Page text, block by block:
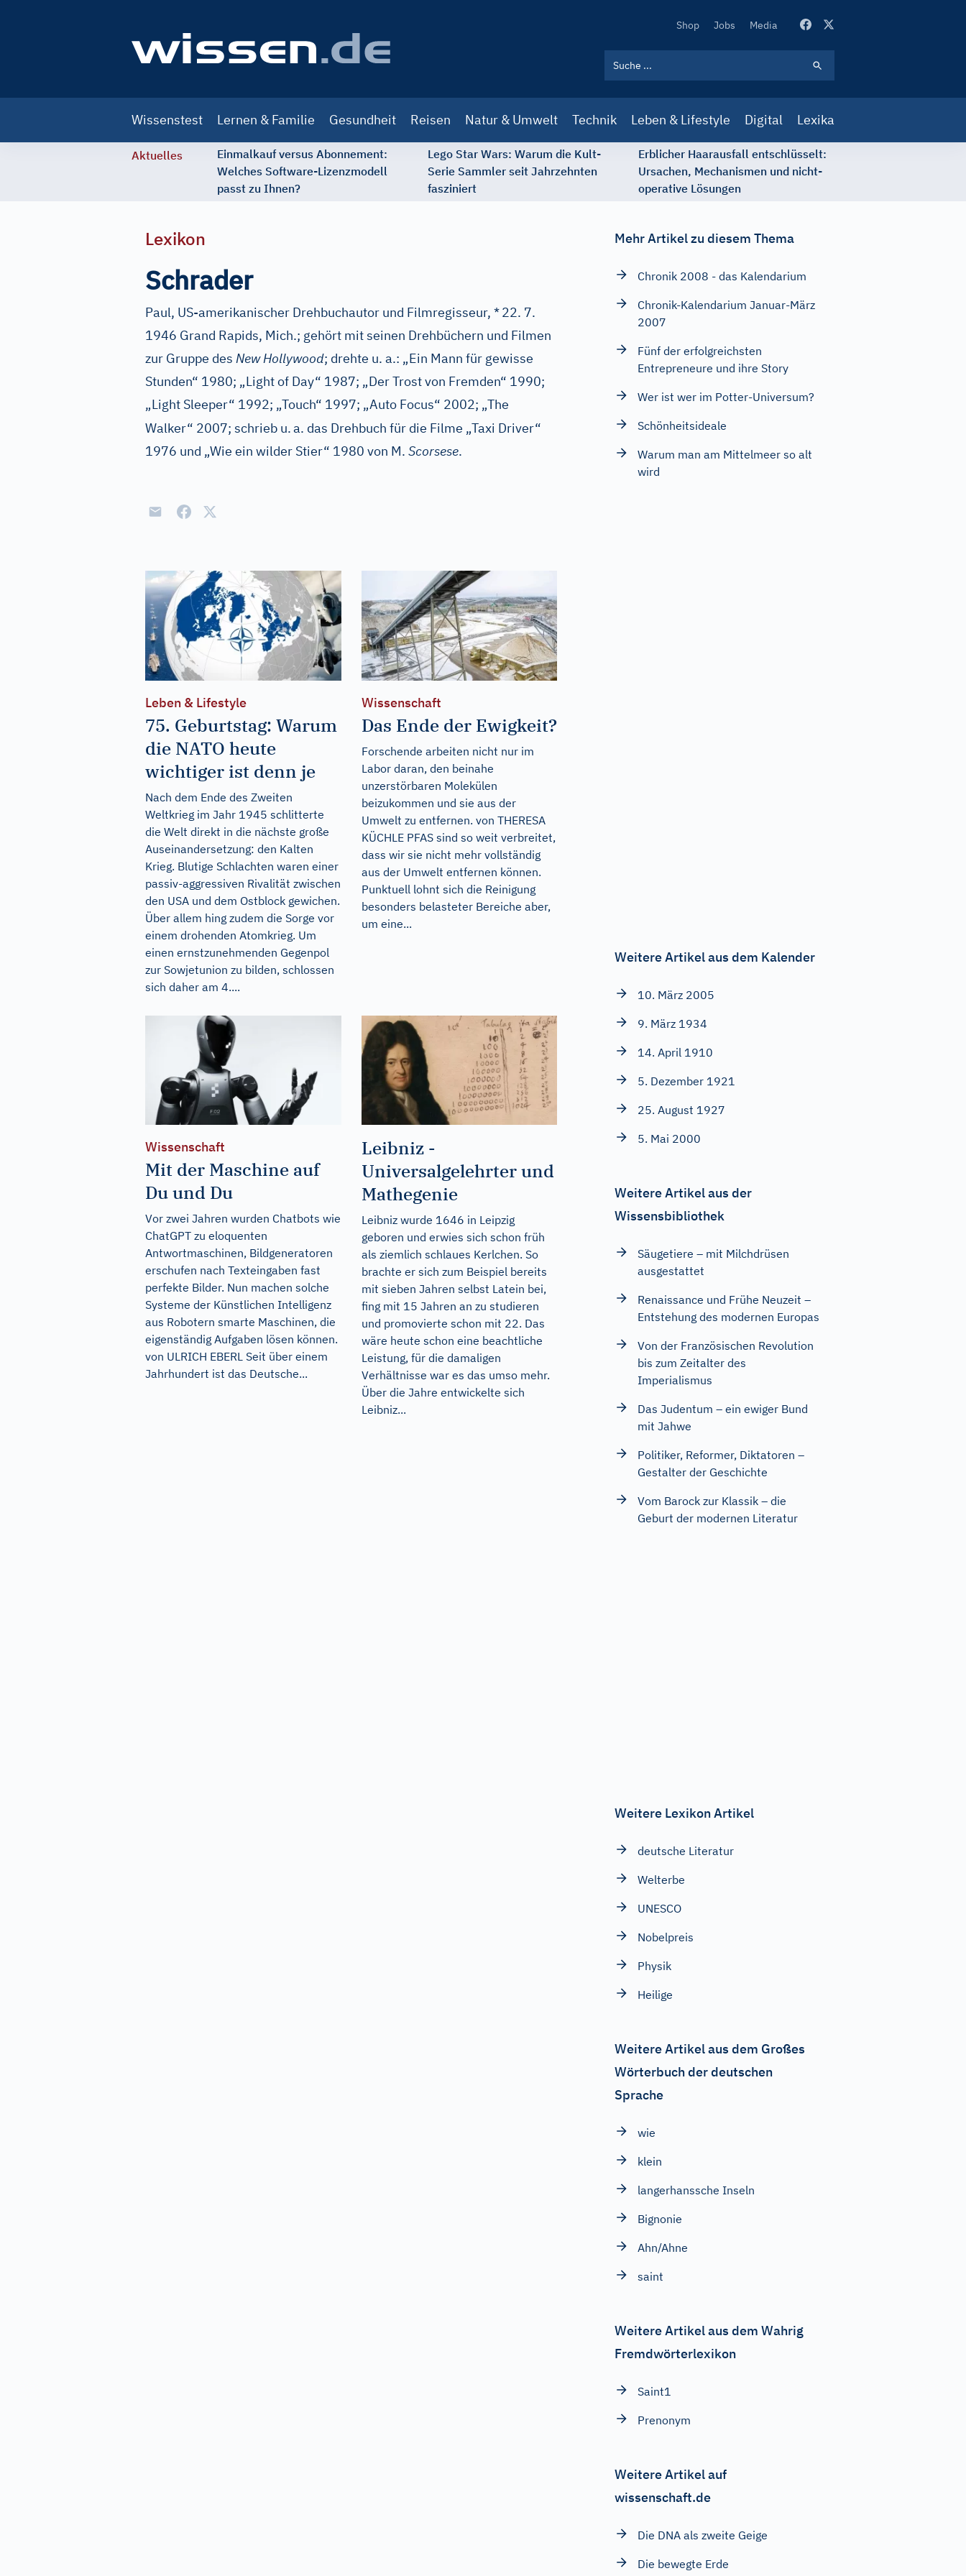
Secondary
Shop Jobs Media
navigation
Wissenstest Lernen & Familie Gesundheit Reisen Natur & Umwelt Technik Leben & Lifestyle Digital Lexika
Aktuelles
Einmalkauf versus Abonnement:
Welches Software-Lizenzmodell
passt zu Ihnen?
Lego Star Wars: Warum die Kult-
Serie Sammler seit Jahrzehnten
fasziniert
Erblicher Haarausfall entschlüsselt:
Ursachen, Mechanismen und nicht-
operative Lösungen
Lexikon
Schrader
Paul, US-amerikanischer Drehbuchautor und Filmregisseur, *22. 7.
1946 Grand Rapids, Mich.; gehört mit seinen Drehbüchern und Filmen
zur Gruppe des New Hollywood; drehte u. a.: „Ein Mann für gewisse
Stunden“ 1980; „Light of Day“ 1987; „Der Trost von Fremden“ 1990;
„Light Sleeper“ 1992; „Touch“ 1997; „Auto Focus“ 2002; „The
Walker“ 2007; schrieb u.a. das Drehbuch für die Filme „Taxi Driver“
1976 und „Wie ein wilder Stier“ 1980 von M. Scorsese.
Leben & Lifestyle
75. Geburtstag: Warum
die NATO heute
wichtiger ist denn je
Nach dem Ende des Zweiten
Weltkrieg im Jahr 1945 schlitterte
die Welt direkt in die nächste große
Auseinandersetzung: den Kalten
Krieg. Blutige Schlachten waren einer
passiv-aggressiven Rivalität zwischen
den USA und dem Ostblock gewichen.
Über allem hing zudem die Sorge vor
einem drohenden Atomkrieg. Um
einen ernstzunehmenden Gegenpol
zur Sowjetunion zu bilden, schlossen
sich daher am 4....
Wissenschaft
Das Ende der Ewigkeit?
Forschende arbeiten nicht nur im
Labor daran, den beinahe
unzerstörbaren Molekülen
beizukommen und sie aus der
Umwelt zu entfernen. von THERESA
KÜCHLE PFAS sind so weit verbreitet,
dass wir sie nicht mehr vollständig
aus der Umwelt entfernen können.
Punktuell lohnt sich die Reinigung
besonders belasteter Bereiche aber,
um eine...
Wissenschaft
Mit der Maschine auf
Du und Du
Vor zwei Jahren wurden Chatbots wie
ChatGPT zu eloquenten
Antwortmaschinen, Bildgeneratoren
erschufen nach Texteingaben fast
perfekte Bilder. Nun machen solche
Systeme der Künstlichen Intelligenz
aus Robotern smarte Maschinen, die
eigenständig Aufgaben lösen können.
von ULRICH EBERL Seit über einem
Jahrhundert ist das Deutsche...
Leibniz -
Universalgelehrter und
Mathegenie
Leibniz wurde 1646 in Leipzig
geboren und erwies sich schon früh
als ziemlich schlaues Kerlchen. So
brachte er sich zum Beispiel bereits
mit sieben Jahren selbst Latein bei,
fing mit 15 Jahren an zu studieren
und promovierte schon mit 22. Das
wäre heute schon eine beachtliche
Leistung, für die damaligen
Verhältnisse war es das umso mehr.
Über die Jahre entwickelte sich
Leibniz...
Mehr Artikel zu diesem Thema
Chronik 2008 - das Kalendarium
Chronik-Kalendarium Januar-März
2007
Fünf der erfolgreichsten
Entrepreneure und ihre Story
Wer ist wer im Potter-Universum?
Schönheitsideale
Warum man am Mittelmeer so alt
wird
Weitere Artikel aus dem Kalender
10. März 2005
9. März 1934
14. April 1910
5. Dezember 1921
25. August 1927
5. Mai 2000
Weitere Artikel aus der
Wissensbibliothek
Säugetiere – mit Milchdrüsen
ausgestattet
Renaissance und Frühe Neuzeit –
Entstehung des modernen Europas
Von der Französischen Revolution
bis zum Zeitalter des
Imperialismus
Das Judentum – ein ewiger Bund
mit Jahwe
Politiker, Reformer, Diktatoren –
Gestalter der Geschichte
Vom Barock zur Klassik – die
Geburt der modernen Literatur
Weitere Lexikon Artikel
deutsche Literatur
Welterbe
UNESCO
Nobelpreis
Physik
Heilige
Weitere Artikel aus dem Großes
Wörterbuch der deutschen
Sprache
wie
klein
langerhanssche Inseln
Bignonie
Ahn/Ahne
saint
Weitere Artikel aus dem Wahrig
Fremdwörterlexikon
Saint1
Prenonym
Weitere Artikel auf
wissenschaft.de
Die DNA als zweite Geige
Die bewegte Erde